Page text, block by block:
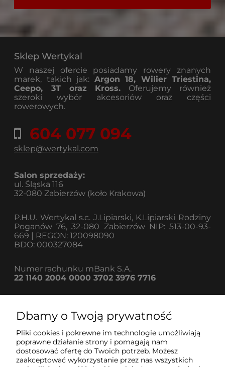
Sklep Wertykal
W naszej ofercie posiadamy rowery znanych
marek, takich jak: Argon 18, Wilier Triestina,
Ceepo, 3T oraz Kross. Oferujemy również
szeroki wybór akcesoriów oraz części
rowerowych.
604 077 094
sklep@wertykal.com
Salon sprzedaży:
ul. Śląska 116
32-080 Zabierzów (koło Krakowa)
P.H.U. Wertykal s.c. J.Lipiarski, K.Lipiarski Rodziny
Poganów 76, 32-080 Zabierzów NIP: 513-00-93-
669 | REGON: 120098090
BDO: 000327084
Numer rachunku mBank S.A.
22 1140 2004 0000 3702 3976 7716
Informacje
Strefa klienta
Dbamy o Twoją prywatność
Pliki cookies i pokrewne im technologie umożliwiają
poprawne działanie strony i pomagają nam
dostosować ofertę do Twoich potrzeb. Możesz
zaakceptować wykorzystanie przez nas wszystkich